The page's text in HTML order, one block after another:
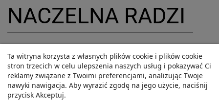
NACZELNA RADZI
z długoletnim stażem, prowadzi aptekę Na83
ponad dwie dekady.
ZOBACZ
Ta witryna korzysta z własnych plików cookie i plików cookie
stron trzecich w celu ulepszenia naszych usług i pokazywać Ci
reklamy związane z Twoimi preferencjami, analizując Twoje
nawyki nawigacja. Aby wyrazić zgodę na jego użycie, naciśnij
przycisk Akceptuj.